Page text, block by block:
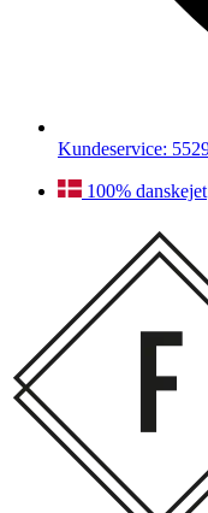
Kundeservice:
100% danskejet